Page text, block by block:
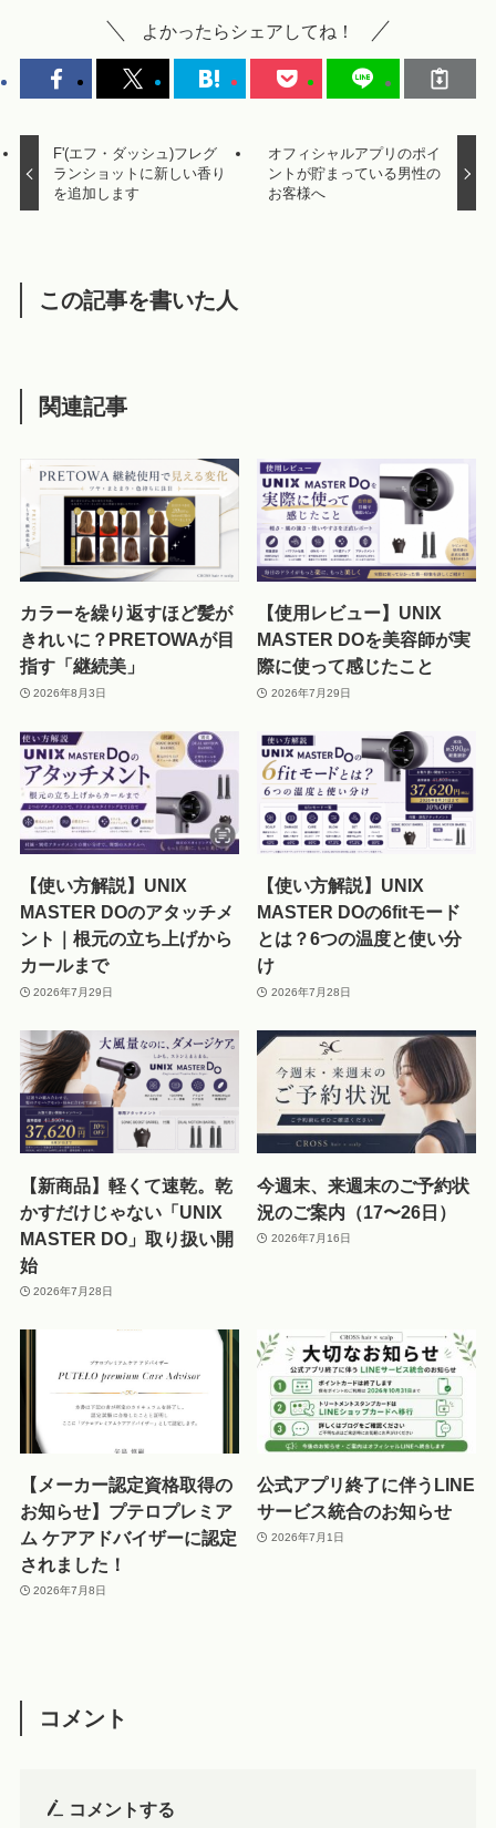
よかったらシェアしてね！
F'(エフ・ダッシュ)フレグ
ランショットに新しい香り
を追加します
オフィシャルアプリのポイ
ントが貯まっている男性の
お客様へ
この記事を書いた人
関連記事
カラーを繰り返すほど髪が
きれいに？PRETOWAが目
指す「継続美」
2026年8月3日
【使用レビュー】UNIX
MASTER DOを美容師が実
際に使って感じたこと
2026年7月29日
【使い方解説】UNIX
MASTER DOのアタッチメ
ント｜根元の立ち上げから
カールまで
2026年7月29日
【使い方解説】UNIX
MASTER DOの6fitモード
とは？6つの温度と使い分
け
2026年7月28日
【新商品】軽くて速乾。乾
かすだけじゃない「UNIX
MASTER DO」取り扱い開
始
2026年7月28日
今週末、来週末のご予約状
況のご案内（17〜26日）
2026年7月16日
【メーカー認定資格取得の
お知らせ】プテロプレミア
ム ケアアドバイザーに認定
されました！
2026年7月8日
公式アプリ終了に伴うLINE
サービス統合のお知らせ
2026年7月1日
コメント
コメントする